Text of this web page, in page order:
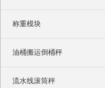
称重模块
油桶搬运倒桶秤
流水线滚筒秤